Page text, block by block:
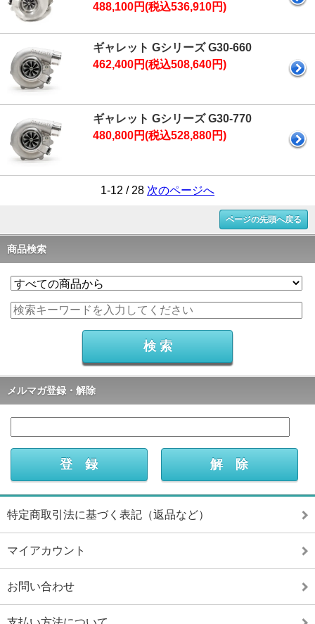
488,100円(税込536,910円)
ギャレット Gシリーズ G30-660
462,400円(税込508,640円)
ギャレット Gシリーズ G30-770
480,800円(税込528,880円)
1-12 / 28 次のページへ
ページの先頭へ戻る
商品検索
メルマガ登録・解除
特定商取引法に基づく表記（返品など）
マイアカウント
お問い合わせ